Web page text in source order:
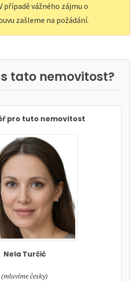
případě vážného zájmu o
zašleme na požádání.
tato nemovitost?
pro tuto nemovitost
Nela Turčić
tel:
(mluvíme česky)